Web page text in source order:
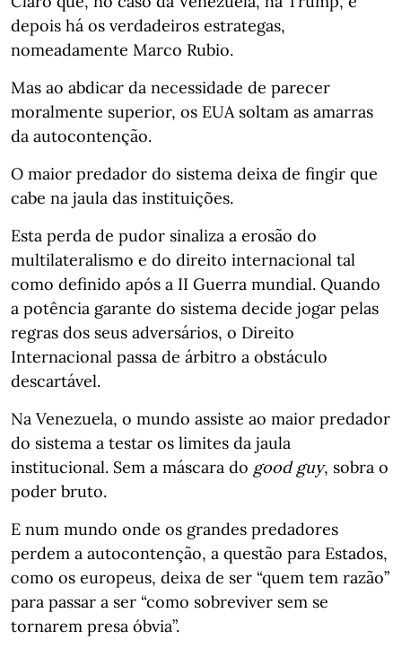
depois há os verdadeiros estrategas,
nomeadamente Marco Rubio.
Mas ao abdicar da necessidade de parecer
moralmente superior, os EUA soltam as amarras
da autocontenção.
O maior predador do sistema deixa de fingir que
cabe na jaula das instituições.
Esta perda de pudor sinaliza a erosão do
multilateralismo e do direito internacional tal
como definido após a II Guerra mundial. Quando
a potência garante do sistema decide jogar pelas
regras dos seus adversários, o Direito
Internacional passa de árbitro a obstáculo
descartável.
Na Venezuela, o mundo assiste ao maior predador
do sistema a testar os limites da jaula
institucional. Sem a máscara do good guy, sobra o
poder bruto.
E num mundo onde os grandes predadores
perdem a autocontenção, a questão para Estados,
como os europeus, deixa de ser “quem tem razão”
para passar a ser “como sobreviver sem se
tornarem presa óbvia”.